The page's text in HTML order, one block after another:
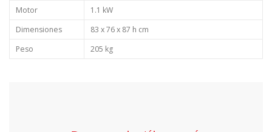
Motor
1.1 kW
Dimensiones
83 x 76 x 87 h cm
Peso
205 kg